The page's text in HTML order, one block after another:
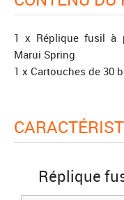
1 x Réplique fusil à
Marui Spring
1 x Cartouches de 30
Réplique